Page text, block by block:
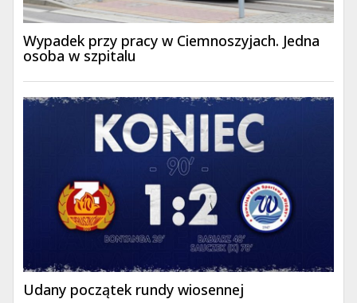
Wypadek przy pracy w Ciemnoszyjach. Jedna
osoba w szpitalu
Udany początek rundy wiosennej